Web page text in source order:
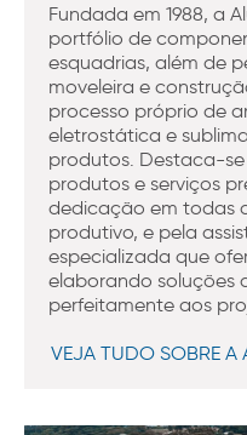
Fundada em 1988, a
portfólio de
esquadrias, além de
moveleira e
processo próprio de
eletrostática e
produtos. Destaca-
produtos e serviços
dedicação em todas
produtivo, e pela
especializada que
elaborando soluções
perfeitamente aos
VEJA TUDO SOBRE A